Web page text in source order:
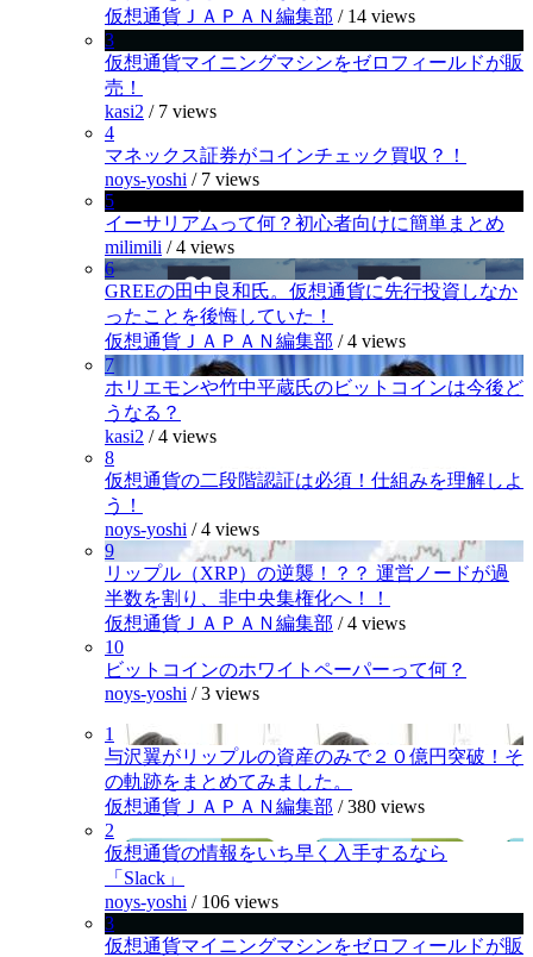
仮想通貨ＪＡＰＡＮ編集部 / 14 views
3
仮想通貨マイニングマシンをゼロフィールドが販
売！
kasi2 / 7 views
4
マネックス証券がコインチェック買収？！
noys-yoshi / 7 views
5
イーサリアムって何？初心者向けに簡単まとめ
milimili /4 views
6
GREEの田中良和氏。仮想通貨に先行投資しなか
ったことを後悔していた！
仮想通貨ＪＡＰＡＮ編集部 /4 views
7
ホリエモンや竹中平蔵氏のビットコインは今後ど
うなる？
kasi2 /4 views
8
仮想通貨の二段階認証は必須！仕組みを理解しよ
う！
noys-yoshi /4 views
9
リップル（XRP）の逆襲！？？ 運営ノードが過
半数を割り、非中央集権化へ！！
仮想通貨ＪＡＰＡＮ編集部 /4 views
10
ビットコインのホワイトペーパーって何？
noys-yoshi /3 views
1
与沢翼がリップルの資産のみで２０億円突破！そ
の軌跡をまとめてみました。
仮想通貨ＪＡＰＡＮ編集部 /380 views
2
仮想通貨の情報をいち早く入手するなら
「Slack」
noys-yoshi / 106 views
3
仮想通貨マイニングマシンをゼロフィールドが販